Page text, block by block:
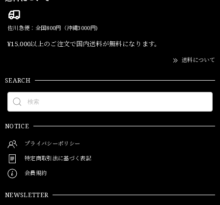
佐川急便：全国800円（沖縄3000円)
¥15,000以上のご注文で国内送料が無料になります。
送料について
SEARCH
NOTICE
プライバシーポリシー
特定商取引法に基づく表記
会員規約
NEWSLETTER